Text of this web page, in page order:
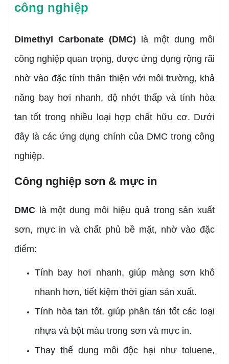
công nghiệp
Dimethyl Carbonate (DMC) là một dung môi
công nghiệp quan trọng, được ứng dụng rộng rãi
nhờ vào đặc tính thân thiện với môi trường, khả
năng bay hơi nhanh, độ nhớt thấp và tính hòa
tan tốt trong nhiều loại hợp chất hữu cơ. Dưới
đây là các ứng dụng chính của DMC trong công
nghiệp.
Công nghiệp sơn & mực in
DMClà một dung môi hiệu quả trong sản xuất
sơn, mực in và chất phủ bề mặt, nhờ vào đặc
điểm:
Tính bay hơi nhanh, giúp màng sơn khô
nhanh hơn, tiết kiệm thời gian sản xuất.
Tính hòa tan tốt, giúp phân tán tốt các loại
nhựa và bột màu trong sơn và mực in.
Thay thế dung môi độc hại như toluene,